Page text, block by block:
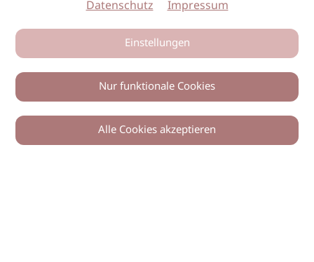
0
Datenschutz Impressum
Einstellungen
Nur funktionale Cookies
Alle Cookies akzeptieren